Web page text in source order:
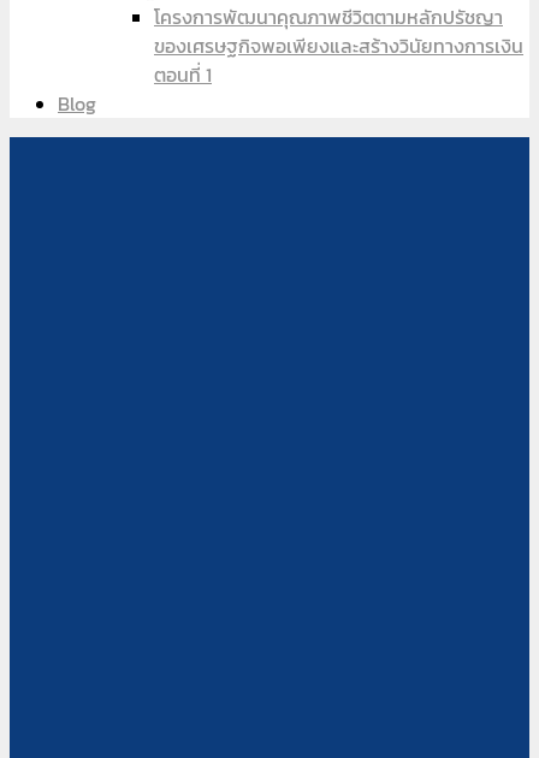
โครงการพัฒนาคุณภาพชีวิตตามหลักปรัชญา
ของเศรษฐกิจพอเพียงและสร้างวินัยทางการเงิน
ตอนที่ 1
Blog